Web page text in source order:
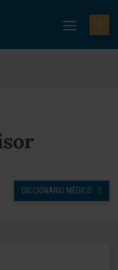
DICCIONARIO MÉDICO